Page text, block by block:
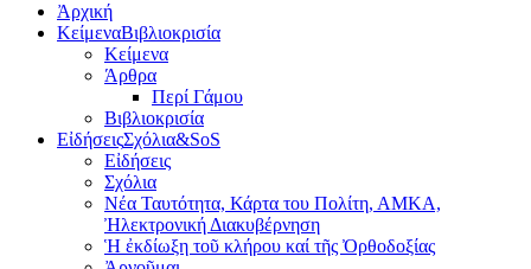
Ἀρχική
ΚείμεναΒιβλιοκρισία
Κείμενα
Άρθρα
Περί Γάμου
Βιβλιοκρισία
ΕἰδήσειςΣχόλια&SoS
Εἰδήσεις
Σχόλια
Νέα Ταυτότητα, Κάρτα του Πολίτη, ΑΜΚΑ,
Ἠλεκτρονική Διακυβέρνηση
Ἡ ἐκδίωξη τοῦ κλήρου καί τῆς Ὀρθοδοξίας